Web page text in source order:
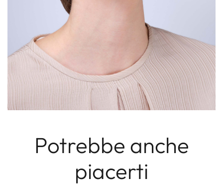
Potrebbe anche
piacerti